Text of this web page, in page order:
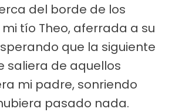
del borde de los
tío Theo, aferrada a su
que la siguiente
saliera de aquellos
mi padre, sonriendo
pasado nada.